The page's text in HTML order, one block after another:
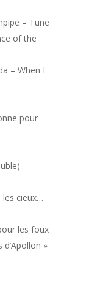
– Tune
of the
– When I
pour
les cieux…
les foux
»